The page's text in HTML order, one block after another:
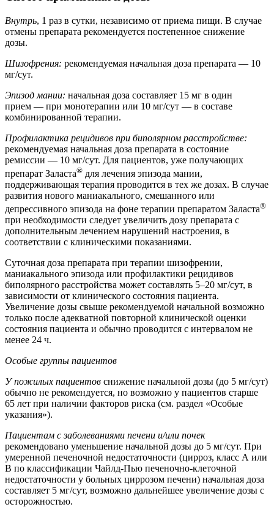
Внутрь, 1 раз в сутки, независимо от приема пищи. В случае
отмены препарата рекомендуется постепенное снижение
дозы.
Шизофрения: рекомендуемая начальная доза препарата — 10
мг/сут.
Эпизод мании: начальная доза составляет 15 мг в один
прием — при монотерапии или 10 мг/сут — в составе
комбинированной терапии.
Профилактика рецидивов при биполярном расстройстве:
рекомендуемая начальная доза препарата в состояние
ремиссии — 10 мг/сут. Для пациентов, уже получающих
препарат Заласта® для лечения эпизода мании,
поддерживающая терапия проводится в тех же дозах. В случае
развития нового маниакального, смешанного или
депрессивного эпизода на фоне терапии препаратом Заласта®
при необходимости следует увеличить дозу препарата с
дополнительным лечением нарушений настроения, в
соответствии с клиническими показаниями.
Суточная доза препарата при терапии шизофрении,
маниакального эпизода или профилактики рецидивов
биполярного расстройства может составлять 5–20 мг/сут, в
зависимости от клинического состояния пациента.
Увеличение дозы свыше рекомендуемой начальной возможно
только после адекватной повторной клинической оценки
состояния пациента и обычно проводится с интервалом не
менее 24 ч.
Особые группы пациентов
У пожилых пациентов снижение начальной дозы (до 5 мг/сут)
обычно не рекомендуется, но возможно у пациентов старше
65 лет при наличии факторов риска (см. раздел «Особые
указания»).
Пациентам с заболеваниями печени и/или почек
рекомендовано уменьшение начальной дозы до 5 мг/сут. При
умеренной печеночной недостаточности (цирроз, класс А или
В по классификации Чайлд-Пью печеночно-клеточной
недостаточности у больных циррозом печени) начальная доза
составляет 5 мг/сут, возможно дальнейшее увеличение дозы с
осторожностью.